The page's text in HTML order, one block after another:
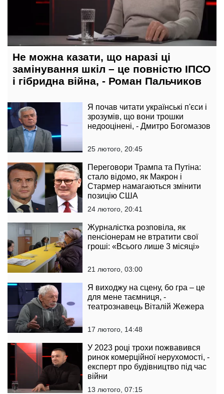
Не можна казати, що наразі ці
замінування шкіл – це повністю ІПСО
і гібридна війна, - Роман Пальчиков
Я почав читати українські п'єси і
зрозумів, що вони трошки
недооцінені, - Дмитро Богомазов
25 лютого, 20:45
Переговори Трампа та Путіна:
стало відомо, як Макрон і
Стармер намагаються змінити
позицію США
24 лютого, 20:41
Журналістка розповіла, як
пенсіонерам не втратити свої
гроші: «Всього лише 3 місяці»
21 лютого, 03:00
Я виходжу на сцену, бо гра – це
для мене таємниця, -
театрознавець Віталій Жежера
17 лютого, 14:48
У 2023 році трохи пожвавився
ринок комерційної нерухомості, -
експерт про будівництво під час
війни
13 лютого, 07:15